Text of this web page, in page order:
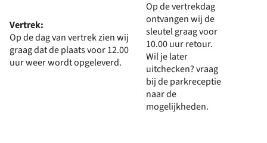
Vertrek:
Op de dag van vertrek zien wij
graag dat de plaats voor 12.00
uur weer wordt opgeleverd.
Op de vertrekdag
ontvangen wij de
sleutel graag voor
10.00 uur retour.
Wil je later
uitchecken? vraag
bij de parkreceptie
naar de
mogelijkheden.